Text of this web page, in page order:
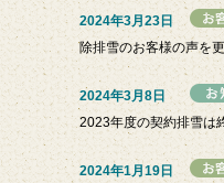
2024年3月23日
除排雪のお客様の声を
2024年3月8日
2023年度の契約排雪は
2024年1月19日